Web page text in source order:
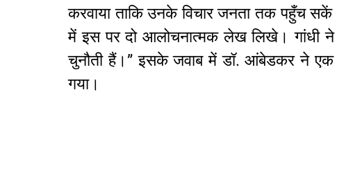
करवाया ताकि उनके विचार जनता तक पहुँच सकें।
में इस पर दो आलोचनात्मक लेख लिखे। गांधी ने
चुनौती हैं।” इसके जवाब में डॉ. आंबेडकर ने एक
गया।